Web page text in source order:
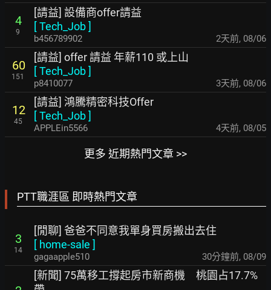
4
9
[請益] 設備商offer請益
[Tech_Job]
b456789902 2天前, 08/06
60
151
[請益] offer 請益 年薪110 或上山
[Tech_Job]
p8410077 3天前, 08/06
12
45
[請益] 鴻騰精密科技Offer
[Tech_Job]
APPLEin5566 4天前, 08/05
更多 近期熱門文章 >>
PTT職涯區 即時熱門文章
3
14
[閒聊] 爸爸不同意我單身買房搬出去住
[ home-sale ]
gagaapple510 30分鐘前, 08/09
[新聞] 75萬移工撐起房市新商機 桃園占17.7%